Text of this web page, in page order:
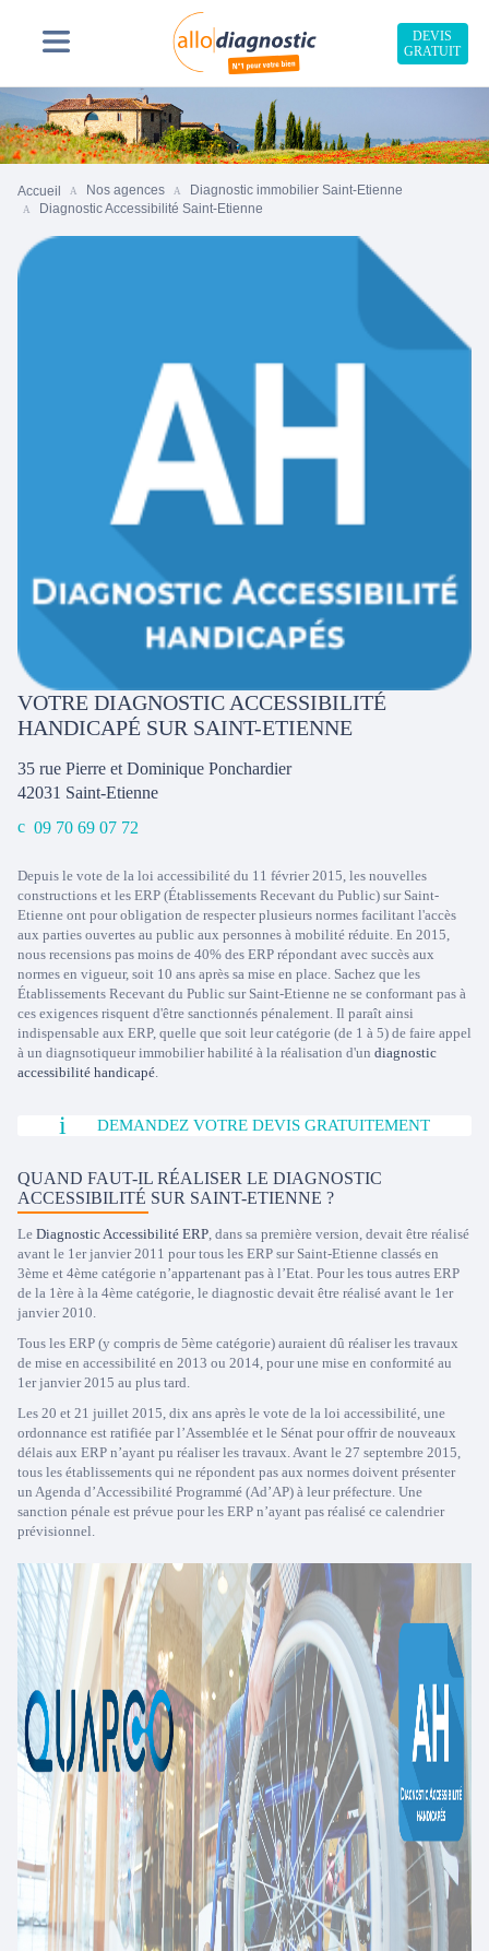
DEVIS
GRATUIT
Accueil Nos agences
Diagnostic immobilier Saint-Etienne
Diagnostic Accessibilité Saint-Etienne
VOTRE DIAGNOSTIC ACCESSIBILITÉ
HANDICAPÉ SUR SAINT-ETIENNE
35 rue Pierre et Dominique Ponchardier
42031 Saint-Etienne
09 70 69 07 72
Depuis le vote de la loi accessibilité du 11 février 2015, les nouvelles
constructions et les ERP (Établissements Recevant du Public) sur Saint-
Etienne ont pour obligation de respecter plusieurs normes facilitant l'accès
aux parties ouvertes au public aux personnes à mobilité réduite. En 2015,
nous recensions pas moins de 40% des ERP répondant avec succès aux
normes en vigueur, soit 10 ans après sa mise en place. Sachez que les
Établissements Recevant du Public sur Saint-Etienne ne se conformant pas à
ces exigences risquent d'être sanctionnés pénalement. Il paraît ainsi
indispensable aux ERP, quelle que soit leur catégorie (de 1 à 5) de faire appel
à un diagnsotiqueur immobilier habilité à la réalisation d'un diagnostic
accessibilité handicapé.
DEMANDEZ VOTRE DEVIS GRATUITEMENT
QUAND FAUT-IL RÉALISER LE DIAGNOSTIC
ACCESSIBILITÉ SUR SAINT-ETIENNE ?
Le Diagnostic Accessibilité ERP, dans sa première version, devait être réalisé
avant le 1er janvier 2011 pour tous les ERP sur Saint-Etienne classés en
3ème et 4ème catégorie n’appartenant pas à l’Etat. Pour les tous autres ERP
de la 1ère à la 4ème catégorie, le diagnostic devait être réalisé avant le 1er
janvier 2010.
Tous les ERP (y compris de 5ème catégorie) auraient dû réaliser les travaux
de mise en accessibilité en 2013 ou 2014, pour une mise en conformité au
1er janvier 2015 au plus tard.
Les 20 et 21 juillet 2015, dix ans après le vote de la loi accessibilité, une
ordonnance est ratifiée par l’Assemblée et le Sénat pour offrir de nouveaux
délais aux ERP n’ayant pu réaliser les travaux. Avant le 27 septembre 2015,
tous les établissements qui ne répondent pas aux normes doivent présenter
un Agenda d’Accessibilité Programmé (Ad’AP) à leur préfecture. Une
sanction pénale est prévue pour les ERP n’ayant pas réalisé ce calendrier
prévisionnel.